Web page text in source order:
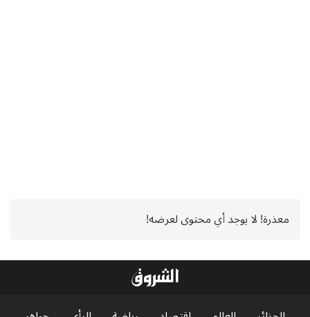
معذرة! لا يوجد أي محتوى لعرضه!